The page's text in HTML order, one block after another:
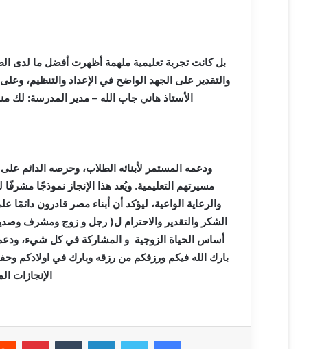
بل كانت تجربة تعليمية ملهمة أظهرت أفضل ما لدى
والتقدير على الجهد الواضح في الإعداد والتنظيم،
الأستاذ هاني جاب الله – مدير المدرسة: لك
ودعمه المستمر لأبنائه الطلاب، وحرصه الدائم
مسيرتهم التعليمية. ويُعد هذا الإنجاز نموذجًا
والرعاية الواعية، ليؤكد أن أبناء مصر قادرون
الشكر والتقدير والاحترام ل( رجل و زوج ومشرف
أساس الحياة الزوجية و المشاركة في كل شيء،
بارك الله فيكم ورزقكم من رزقه وبارك في اولادكم
الإنجازات
فيسبوك تويتر لينكدإن ‏Tumblr بينتيريست